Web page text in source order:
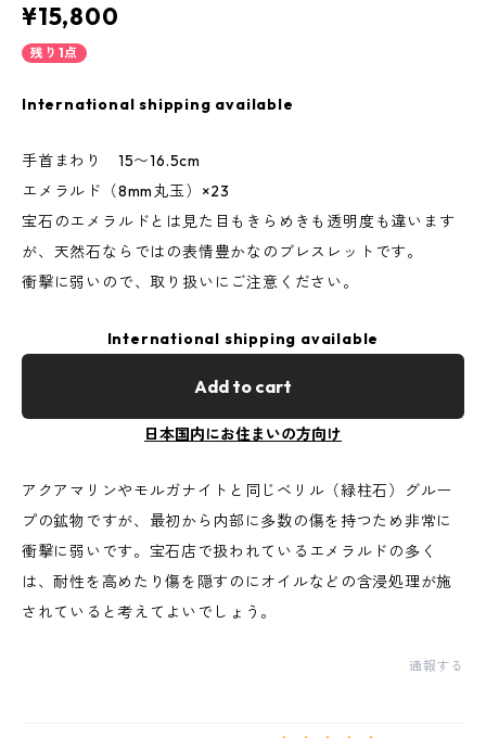
¥15,800
残り1点
International shipping available
手首まわり 15〜16.5cm
エメラルド（8mm丸玉）×23
宝石のエメラルドとは見た目もきらめきも透明度も違います
が、天然石ならではの表情豊かなのブレスレットです。
衝撃に弱いので、取り扱いにご注意ください。
International shipping available
Add to cart
日本国内にお住まいの方向け
アクアマリンやモルガナイトと同じベリル（緑柱石）グルー
プの鉱物ですが、最初から内部に多数の傷を持つため非常に
衝撃に弱いです。宝石店で扱われているエメラルドの多く
は、耐性を高めたり傷を隠すのにオイルなどの含浸処理が施
されていると考えてよいでしょう。
通報する